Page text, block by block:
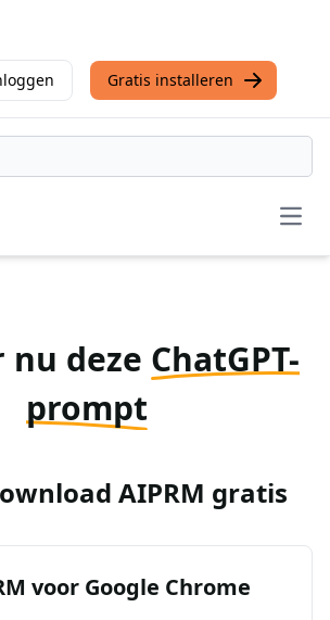
Gratis installeren
nu deze ChatGPT-
prompt
AIPRM gratis
voor Google Chrome